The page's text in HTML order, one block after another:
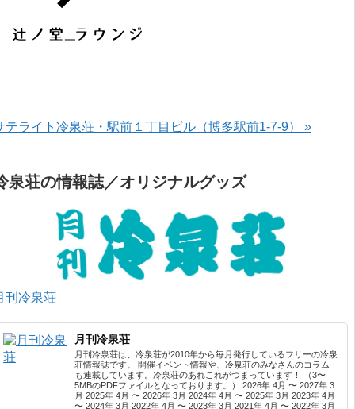
テライト冷泉荘・駅前１丁目ビル（博多駅前1-7-9） »
泉荘の情報誌／オリジナルグッズ
刊冷泉荘
月刊冷泉荘
月刊冷泉荘は、冷泉荘が2010年から毎月発行しているフリーの冷泉
荘情報誌です。 開催イベント情報や、冷泉荘のみなさんのコラム
も連載しています。冷泉荘のあれこれがつまっています！ （3〜
5MBのPDFファイルとなっております。） 2026年 4月 〜 2027年 3
月 2025年 4月 〜 2026年 3月 2024年 4月 〜 2025年 3月 2023年 4月
〜 2024年 3月 2022年 4月 〜 2023年 3月 2021年 4月 〜 2022年 3月